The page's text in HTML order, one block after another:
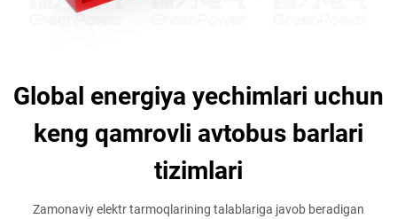
Biz bilan bog'lanish
Global energiya yechimlari uchun
keng qamrovli avtobus barlari
tizimlari
Zamonaviy elektr tarmoqlarining talablariga javob beradigan